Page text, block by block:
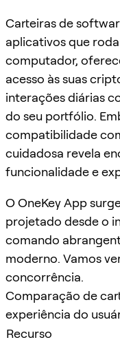
Carteiras de
aplicativos que
computador,
acesso às suas
interações diárias
do seu portfólio.
compatibilidade
cuidadosa revela
funcionalidade e
O OneKey App
projetado desde o
comando
moderno. Vamos
concorrência.
Comparação de
experiência do
Recurso